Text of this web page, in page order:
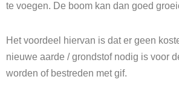
te voegen. De boom kan dan goed
Het voordeel hiervan is dat er geen
nieuwe aarde / grondstof nodig is voor
worden of bestreden met gif.